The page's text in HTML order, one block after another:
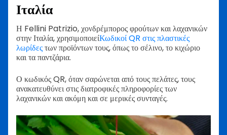
Ιταλία
Η Fellini Patrizio, χονδρέμπορος φρούτων και λαχανικών
στην Ιταλία, χρησιμοποιείΚωδικοί QR στις πλαστικές
λωρίδεςτων προϊόντων τους, όπως το σέλινο, το κιχώριο
και τα παντζάρια.
Ο κωδικός QR, όταν σαρώνεται από τους πελάτες, τους
ανακατευθύνει στις διατροφικές πληροφορίες των
λαχανικών και ακόμη και σε μερικές συνταγές.